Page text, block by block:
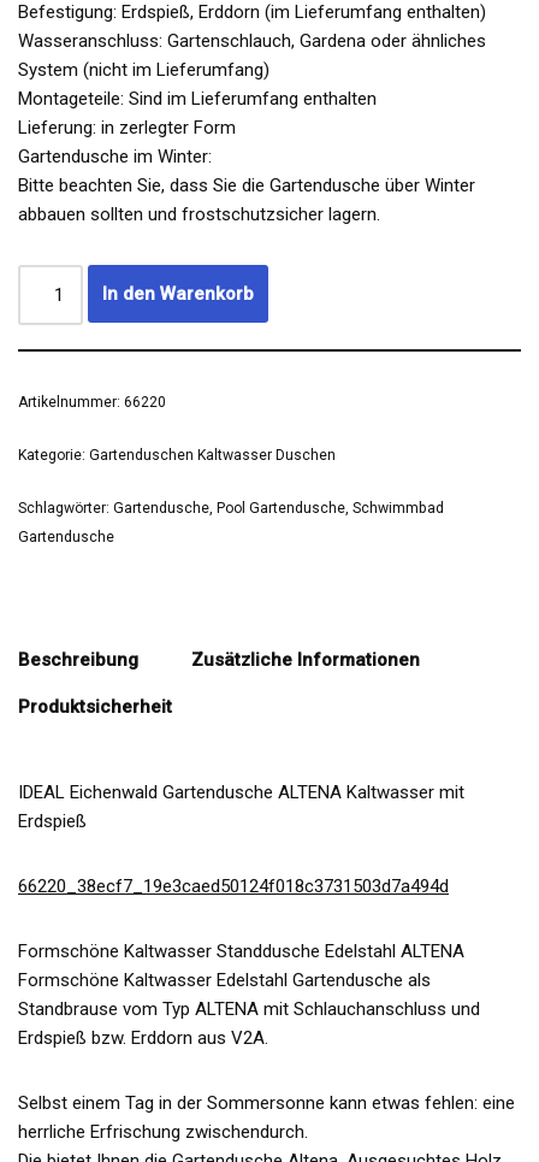
Befestigung: Erdspieß, Erddorn (im Lieferumfang enthalten)
Wasseranschluss: Gartenschlauch, Gardena oder ähnliches
System (nicht im Lieferumfang)
Montageteile: Sind im Lieferumfang enthalten
Lieferung: in zerlegter Form
Gartendusche im Winter:
Bitte beachten Sie, dass Sie die Gartendusche über Winter
abbauen sollten und frostschutzsicher lagern.
In den Warenkorb
Artikelnummer: 66220
Kategorie: Gartenduschen Kaltwasser Duschen
Schlagwörter: Gartendusche, Pool Gartendusche, Schwimmbad
Gartendusche
Beschreibung Zusätzliche Informationen
Produktsicherheit
IDEAL Eichenwald Gartendusche ALTENA Kaltwasser mit
Erdspieß
66220_38ecf7_19e3caed50124f018c3731503d7a494d
Formschöne Kaltwasser Standdusche Edelstahl ALTENA
Formschöne Kaltwasser Edelstahl Gartendusche als
Standbrause vom Typ ALTENA mit Schlauchanschluss und
Erdspieß bzw. Erddorn aus V2A.
Selbst einem Tag in der Sommersonne kann etwas fehlen: eine
herrliche Erfrischung zwischendurch.